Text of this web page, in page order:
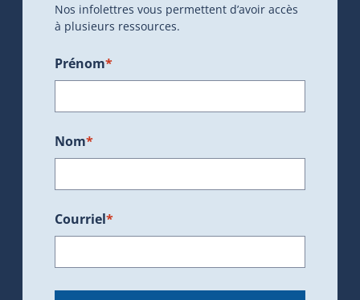
Nos infolettres vous permettent d’avoir accès
à plusieurs ressources.
Prénom*
Nom*
Courriel*